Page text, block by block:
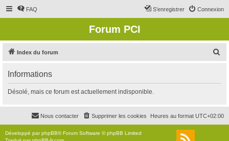
FAQ Connexion
S’enregistrer
Forum PCI
Index du forum
r
c
Informations
Désolé, mais ce forum est actuellement indisponible.
Heures au format UTC+02:00
Supprimer les cookies
Nous contacter
Développé parphpBB® Forum Software © phpBB Limited